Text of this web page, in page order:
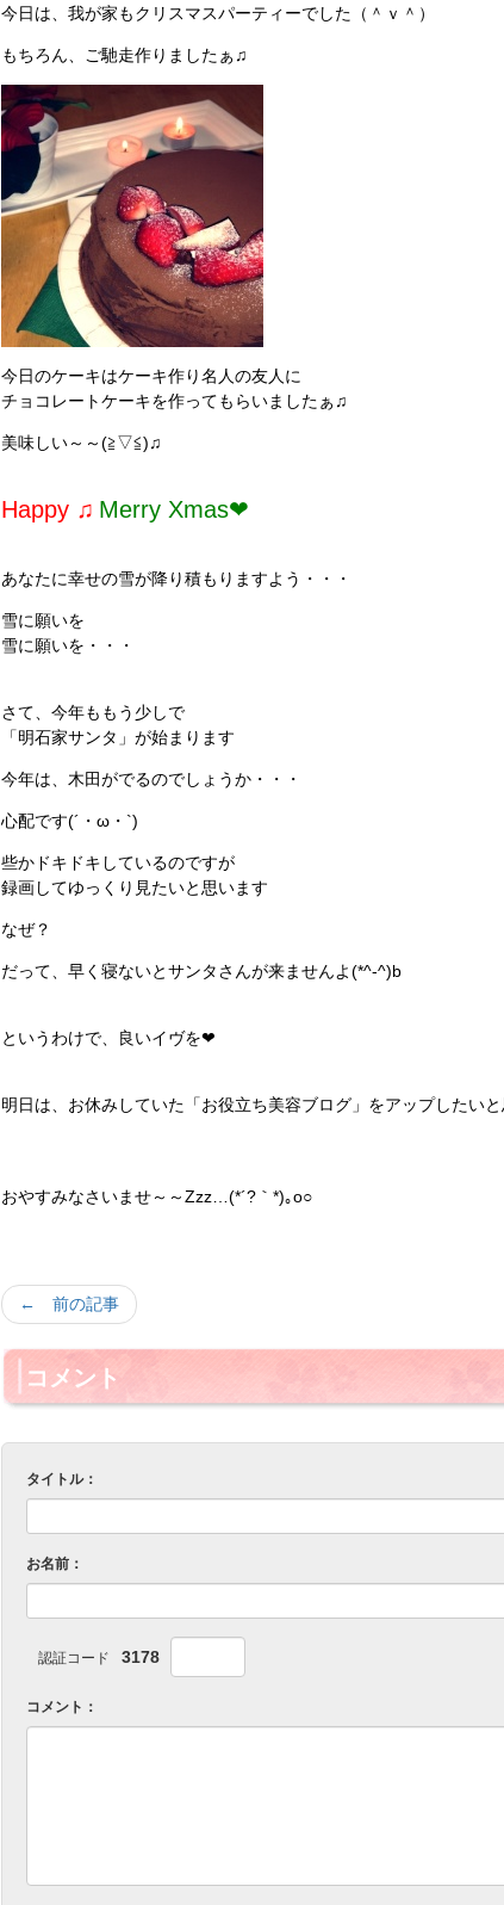
今日は、我が家もクリスマスパーティーでした（＾ｖ＾）
もちろん、ご馳走作りましたぁ♫
今日のケーキはケーキ作り名人の友人に
チョコレートケーキを作ってもらいましたぁ♫
美味しい～～(≧▽≦)♫
Happy ♫ Merry Xmas❤
あなたに幸せの雪が降り積もりますよう・・・
雪に願いを
雪に願いを・・・
さて、今年ももう少しで
「明石家サンタ」が始まります
今年は、木田がでるのでしょうか・・・
心配です(´・ω・`)
些かドキドキしているのですが
録画してゆっくり見たいと思います
なぜ？
だって、早く寝ないとサンタさんが来ませんよ(*^-^)b
というわけで、良いイヴを❤
明日は、お休みしていた「お役立ち美容ブログ」をアップしたい
おやすみなさいませ～～Zzz…(*´?｀*)｡o○
← 前の記事
コメント
タイトル：
お名前：
認証コード 3178
コメント：